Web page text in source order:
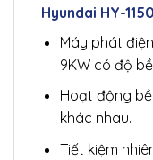
Hyundai HY-
Máy phát
9KW có độ
Hoạt động
khác nhau.
Tiết kiệm